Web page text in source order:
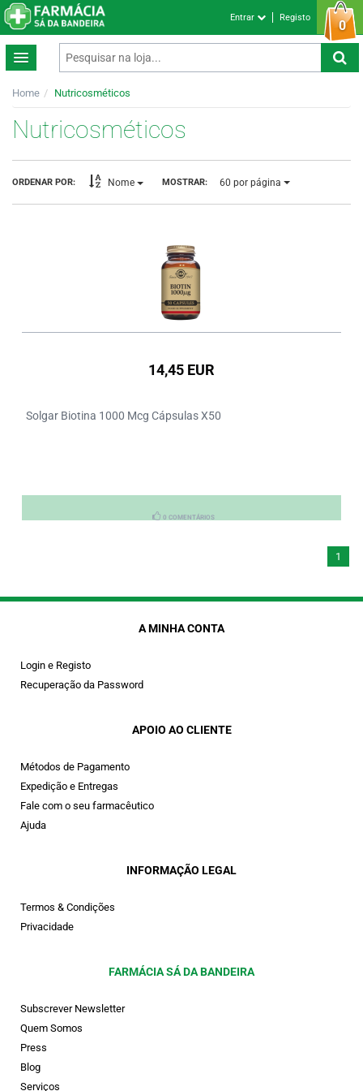
0
Entrar Registo
Home Nutricosméticos
Nutricosméticos
ORDENAR POR: Nome MOSTRAR: 60 por página
14,45 EUR
Solgar Biotina 1000 Mcg Cápsulas X50
0 COMENTÁRIOS
1
A MINHA CONTA
Login e Registo
Recuperação da Password
APOIO AO CLIENTE
Métodos de Pagamento
Expedição e Entregas
Fale com o seu farmacêutico
Ajuda
INFORMAÇÃO LEGAL
Termos & Condições
Privacidade
FARMÁCIA SÁ DA BANDEIRA
Subscrever Newsletter
Quem Somos
Press
Blog
Serviços